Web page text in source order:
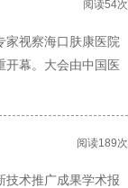
阅读54次
家视察海口肤康医院
开幕。大会由中国医
阅读189次
技术推广成果学术报